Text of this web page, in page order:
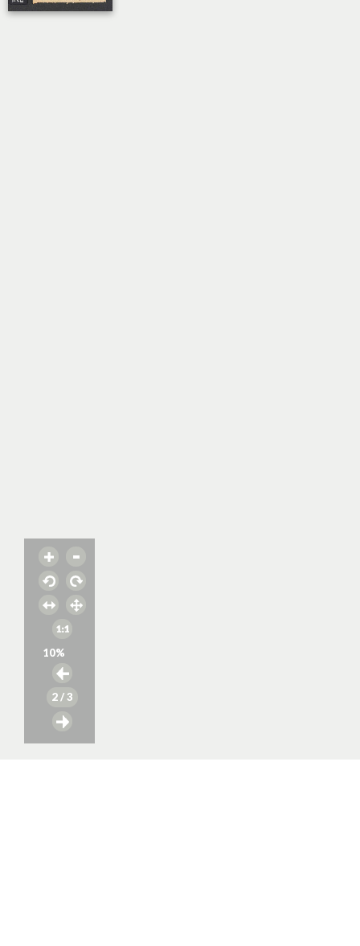
10%
2/ 3